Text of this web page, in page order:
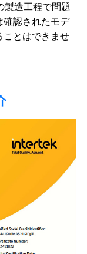
製造工程で問題
確認されたモデ
ことはできませ